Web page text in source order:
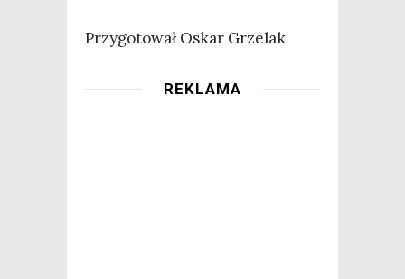
Przy­go­to­wał Oskar Grzelak
REKLAMA